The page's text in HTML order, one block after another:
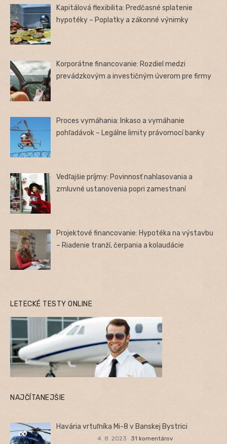
Kapitálová flexibilita: Predčasné splatenie
hypotéky – Poplatky a zákonné výnimky
Korporátne financovanie: Rozdiel medzi
prevádzkovým a investičným úverom pre firmy
Proces vymáhania: Inkaso a vymáhanie
pohľadávok – Legálne limity právomocí banky
Vedľajšie príjmy: Povinnosť nahlasovania a
zmluvné ustanovenia popri zamestnaní
Projektové financovanie: Hypotéka na výstavbu
– Riadenie tranží, čerpania a kolaudácie
LETECKÉ TESTY ONLINE
NAJČÍTANEJŠIE
Havária vrtuľníka Mi-8 v Banskej Bystrici
4. 8. 2023 31 komentárov